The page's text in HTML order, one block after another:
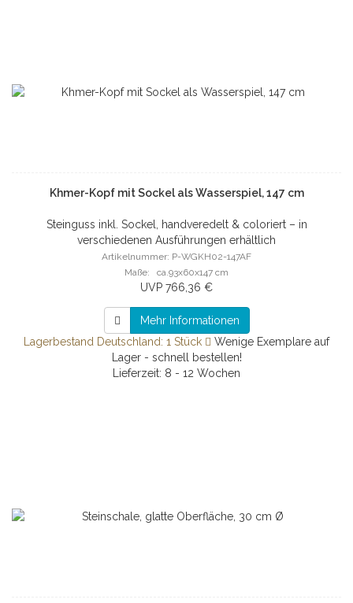
Khmer-Kopf mit Sockel als Wasserspiel, 147 cm
Steinguss inkl. Sockel, handveredelt & coloriert – in
verschiedenen Ausführungen erhältlich
Artikelnummer: P-WGKH02-147AF
Maße: ca.93x60x147 cm
UVP 766,36 €
Mehr Informationen
Lagerbestand Deutschland: 1 Stück
Wenige Exemplare auf
Lager - schnell bestellen!
Lieferzeit: 8 - 12 Wochen